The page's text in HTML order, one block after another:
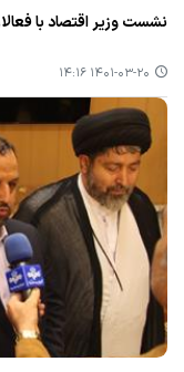
نشست وزیر اقتصاد با
۱۴۰۱-۰۳-۲۰ ۱۴:۱۶